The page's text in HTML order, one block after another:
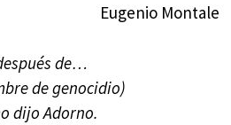
Eugenio Montale
de…
de genocidio)
dijo Adorno.